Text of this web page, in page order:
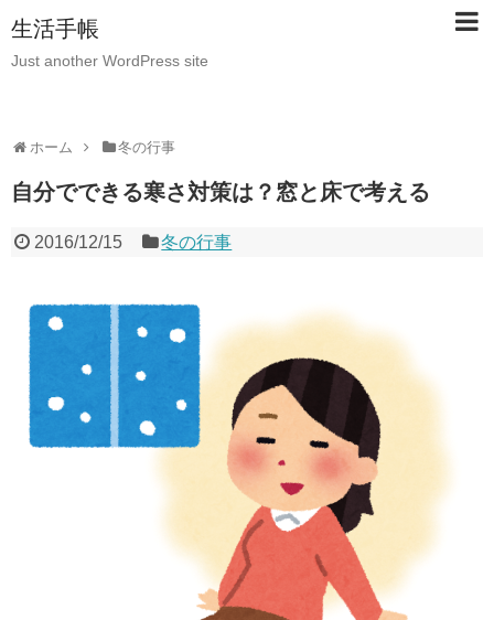
生活手帳
Just another WordPress site
ホーム 冬の行事
自分でできる寒さ対策は？窓と床で考える
2016/12/15 冬の行事